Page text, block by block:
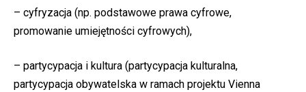
– cyfryzacja (np. podstawowe prawa cyfrowe,
promowanie umiejętności cyfrowych),
– partycypacja i kultura (partycypacja kulturalna,
partycypacja obywatelska w ramach projektu Vienna